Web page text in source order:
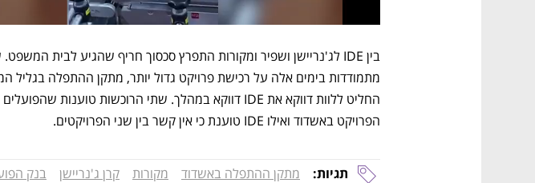
הפרויקט באשדוד ואילו IDE טוענת כי אין קשר בין שני הפרויקטים.
תגיות: מתקן ההתפלה באשדוד מקורות קרן ג'נריישן בנק